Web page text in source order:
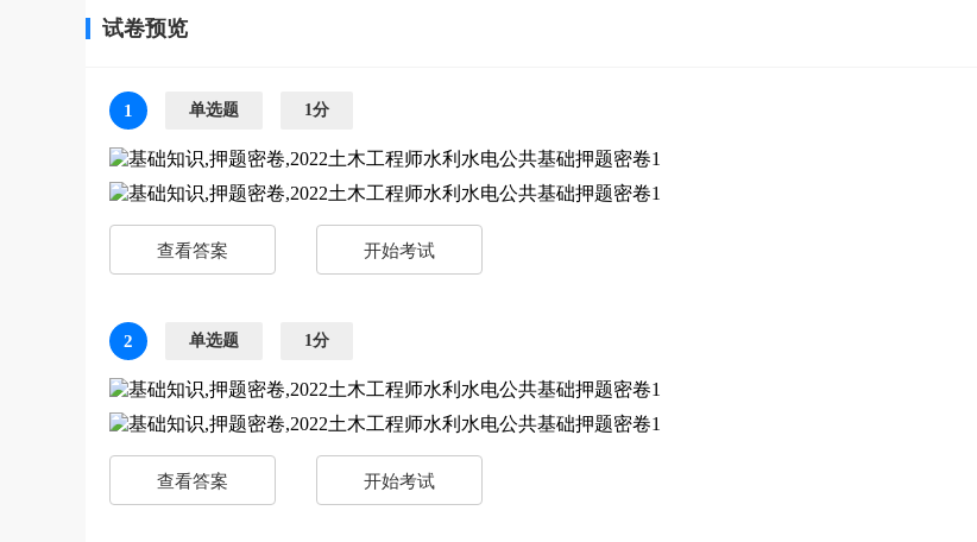
试卷预览
1 单选题 1分
查看答案 开始考试
2 单选题 1分
查看答案 开始考试